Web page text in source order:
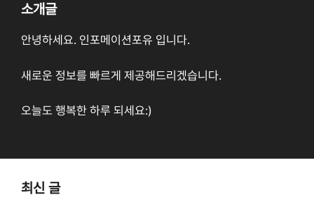
소개글
안녕하세요. 인포메이션포유 입니다.
새로운 정보를 빠르게 제공해드리겠습니다.
오늘도 행복한 하루 되세요:)
최신 글